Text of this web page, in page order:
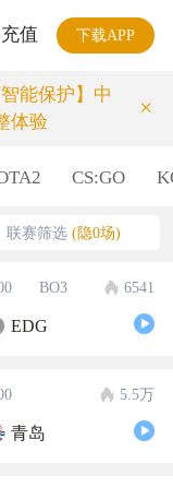
充值 下载APP
能保护】中
体验
×
CS:GO
联赛筛选 (隐0场)
BO3 6541
EDG
5.5万
青岛